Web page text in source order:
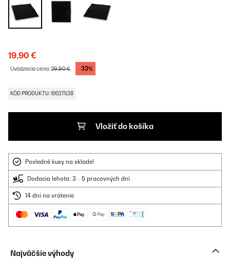
19,90 €
Uvádzacia cena:29,90 € -33%
KÓD PRODUKTU: 10027528
Vložiť do košíka
Posledné kusy na sklade!
Dodacia lehota: 3 - 5 pracovných dní
14 dní na vrátenie
Najväčšie výhody